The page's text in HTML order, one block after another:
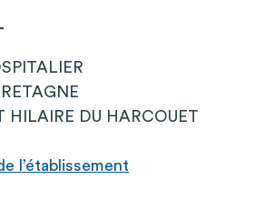
HILAIRE DU HARCOUET
l’établissement